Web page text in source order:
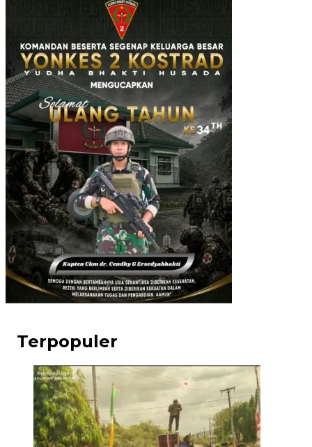
Terpopuler